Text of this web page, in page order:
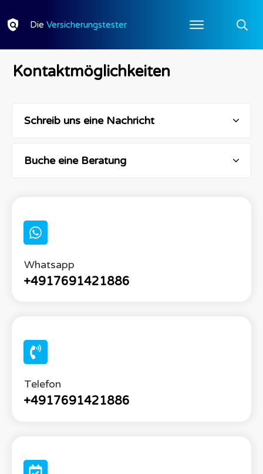
Die Versicherungstester
Kontaktmöglichkeiten
Schreib uns eine Nachricht
Buche eine Beratung
Whatsapp
+4917691421886
Telefon
+4917691421886